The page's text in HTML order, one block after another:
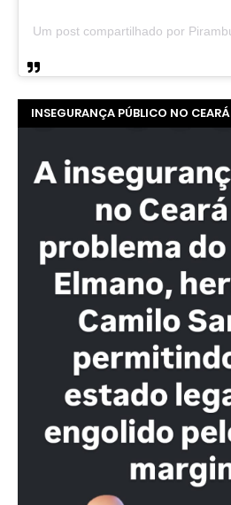
INSEGURANÇA PÚBLICO NO CEARÁ